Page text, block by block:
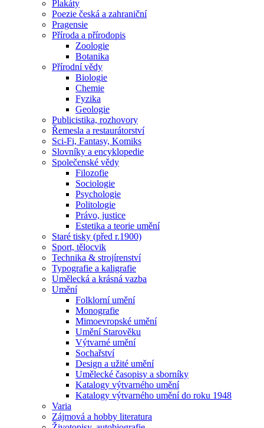
Plakáty
Poezie česká a zahraniční
Pragensie
Příroda a přírodopis
Zoologie
Botanika
Přírodní vědy
Biologie
Chemie
Fyzika
Geologie
Publicistika, rozhovory
Řemesla a restaurátorství
Sci-Fi, Fantasy, Komiks
Slovníky a encyklopedie
Společenské vědy
Filozofie
Sociologie
Psychologie
Politologie
Právo, justice
Estetika a teorie umění
Staré tisky (před r.1900)
Sport, tělocvik
Technika & strojírenství
Typografie a kaligrafie
Umělecká a krásná vazba
Umění
Folklorní umění
Monografie
Mimoevropské umění
Umění Starověku
Výtvarné umění
Sochařství
Design a užité umění
Umělecké časopisy a sborníky
Katalogy výtvarného umění
Katalogy výtvarného umění do roku 1948
Varia
Zájmová a hobby literatura